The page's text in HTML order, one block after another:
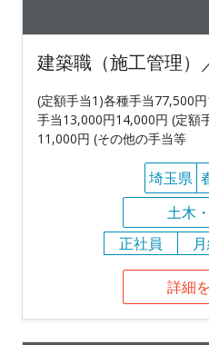
建築職（施工管理）
(定額手当1)各種手当77,500
手当13,000円14,000円 (定額
11,000円 (その他の手当等
埼玉県
土木
正社員
詳細